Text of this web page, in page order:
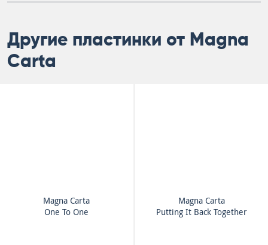
Другие пластинки от Magna
Carta
Magna Carta
One To One
Magna Carta
Putting It Back Together